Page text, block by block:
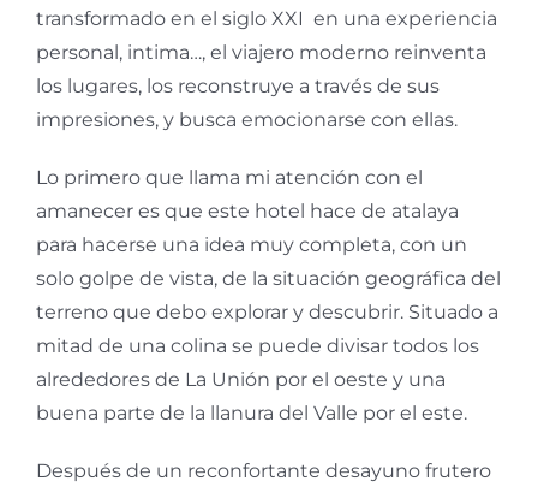
transformado en el siglo XXI en una experiencia
personal, intima…, el viajero moderno reinventa
los lugares, los reconstruye a través de sus
impresiones, y busca emocionarse con ellas.
Lo primero que llama mi atención con el
amanecer es que este hotel hace de atalaya
para hacerse una idea muy completa, con un
solo golpe de vista, de la situación geográfica del
terreno que debo explorar y descubrir. Situado a
mitad de una colina se puede divisar todos los
alrededores de La Unión por el oeste y una
buena parte de la llanura del Valle por el este.
Después de un reconfortante desayuno frutero